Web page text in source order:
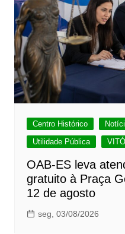
Centro Histórico
Utilidade Pública
OAB-ES leva
gratuito à Praça
12 de agosto
seg, 03/08/2026